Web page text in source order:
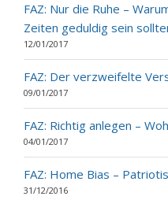
FAZ: Nur die Ruhe –
Zeiten geduldig sein
12/01/2017
FAZ: Der verzweifelte
09/01/2017
FAZ: Richtig anlegen –
04/01/2017
FAZ: Home Bias –
31/12/2016